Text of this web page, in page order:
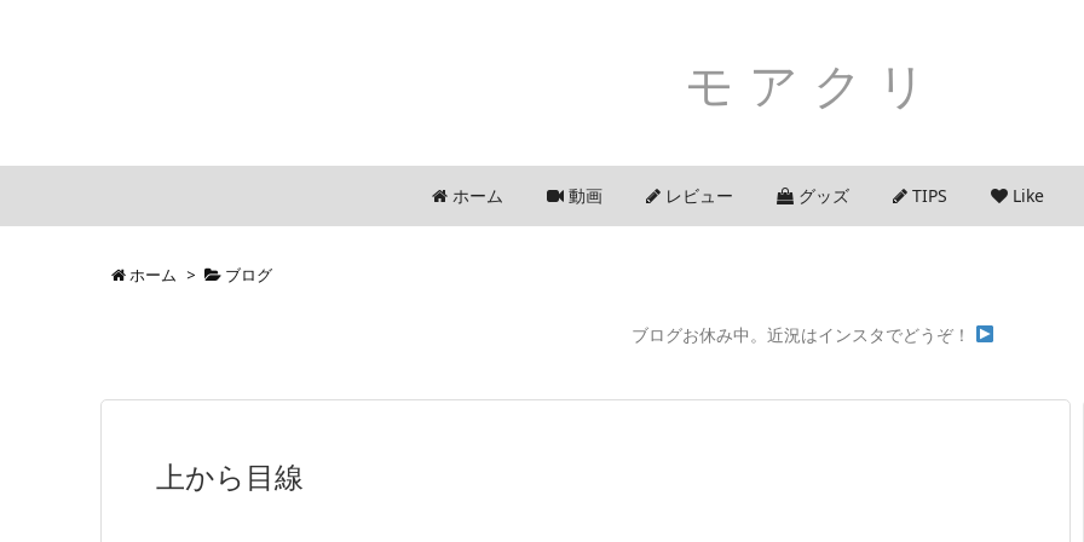
モアクリ
ホーム 動画 レビュー グッズ TIPS Like
ホーム > ブログ
ブログお休み中。近況はインスタでどうぞ！
上から目線